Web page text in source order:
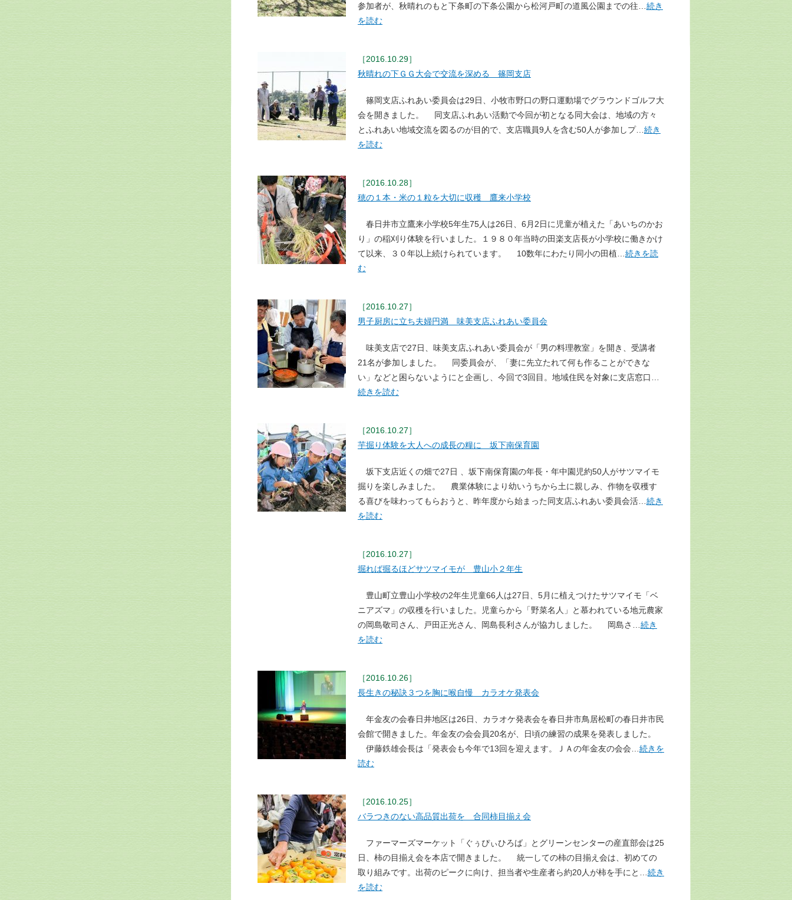
参加者が、秋晴れのもと下条町の下条公園から松河戸町の道風公園までの往… 続き
を読む
［2016.10.29］
秋晴れの下ＧＧ大会で交流を深める 篠岡支店
篠岡支店ふれあい委員会は29日、小牧市野口の野口運動場でグラウンドゴルフ大
会を開きました。 同支店ふれあい活動で今回が初となる同大会は、地域の方々
とふれあい地域交流を図るのが目的で、支店職員9人を含む50人が参加しプ… 続き
を読む
［2016.10.28］
穂の１本・米の１粒を大切に収穫 鷹来小学校
春日井市立鷹来小学校5年生75人は26日、6月2日に児童が植えた「あいちのかお
り」の稲刈り体験を行いました。１９８０年当時の田楽支店長が小学校に働きかけ
て以来、３０年以上続けられています。 10数年にわたり同小の田植… 続きを読
む
［2016.10.27］
男子厨房に立ち夫婦円満 味美支店ふれあい委員会
味美支店で27日、味美支店ふれあい委員会が「男の料理教室」を開き、受講者
21名が参加しました。 同委員会が、「妻に先立たれて何も作ることができな
い」などと困らないようにと企画し、今回で3回目。地域住民を対象に支店窓口…
続きを読む
［2016.10.27］
芋掘り体験を大人への成長の糧に 坂下南保育園
坂下支店近くの畑で27日 、坂下南保育園の年長・年中園児約50人がサツマイモ
掘りを楽しみました。 農業体験により幼いうちから土に親しみ、作物を収穫す
る喜びを味わってもらおうと、昨年度から始まった同支店ふれあい委員会活… 続き
を読む
［2016.10.27］
掘れば掘るほどサツマイモが 豊山小２年生
豊山町立豊山小学校の2年生児童66人は27日、5月に植えつけたサツマイモ「ベ
ニアズマ」の収穫を行いました。児童らから「野菜名人」と慕われている地元農家
の岡島敬司さん、戸田正光さん、岡島長利さんが協力しました。 岡島さ… 続き
を読む
［2016.10.26］
長生きの秘訣３つを胸に喉自慢 カラオケ発表会
年金友の会春日井地区は26日、カラオケ発表会を春日井市鳥居松町の春日井市民
会館で開きました。年金友の会会員20名が、日頃の練習の成果を発表しました。
伊藤鉄雄会長は「発表会も今年で13回を迎えます。ＪＡの年金友の会会… 続きを
読む
［2016.10.25］
バラつきのない高品質出荷を 合同柿目揃え会
ファーマーズマーケット「ぐぅぴぃひろば」とグリーンセンターの産直部会は25
日、柿の目揃え会を本店で開きました。 統一しての柿の目揃え会は、初めての
取り組みです。出荷のピークに向け、担当者や生産者ら約20人が柿を手にと… 続き
を読む